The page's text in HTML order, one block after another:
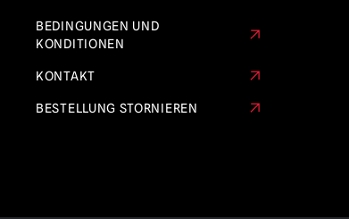
BEDINGUNGEN UND
KONDITIONEN
KONTAKT
BESTELLUNG STORNIEREN